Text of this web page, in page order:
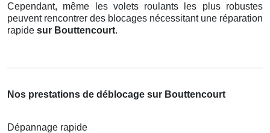
Cependant, même les volets roulants les plus robustes
peuvent rencontrer des blocages nécessitant une réparation
rapide sur Bouttencourt.
Nos prestations de déblocage sur Bouttencourt
Dépannage rapide